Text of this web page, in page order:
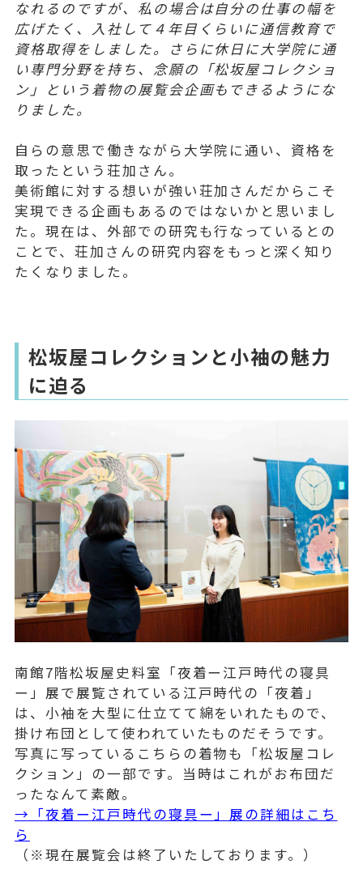
なれるのですが、私の場合は自分の仕事の幅を
広げたく、入社して４年目くらいに通信教育で
資格取得をしました。さらに休日に大学院に通
い専門分野を持ち、念願の「松坂屋コレクショ
ン」という着物の展覧会企画もできるようにな
りました。
自らの意思で働きながら大学院に通い、資格を
取ったという荘加さん。
美術館に対する想いが強い荘加さんだからこそ
実現できる企画もあるのではないかと思いまし
た。現在は、外部での研究も行なっているとの
ことで、荘加さんの研究内容をもっと深く知り
たくなりました。
松坂屋コレクションと小袖の魅力
に迫る
南館7階松坂屋史料室「夜着ー江戸時代の寝具
ー」展で展覧されている江戸時代の「夜着」
は、小袖を大型に仕立てて綿をいれたもので、
掛け布団として使われていたものだそうです。
写真に写っているこちらの着物も「松坂屋コレ
クション」の一部です。当時はこれがお布団だ
ったなんて素敵。
→「夜着ー江戸時代の寝具ー」展の詳細はこち
ら
（※現在展覧会は終了いたしております。）